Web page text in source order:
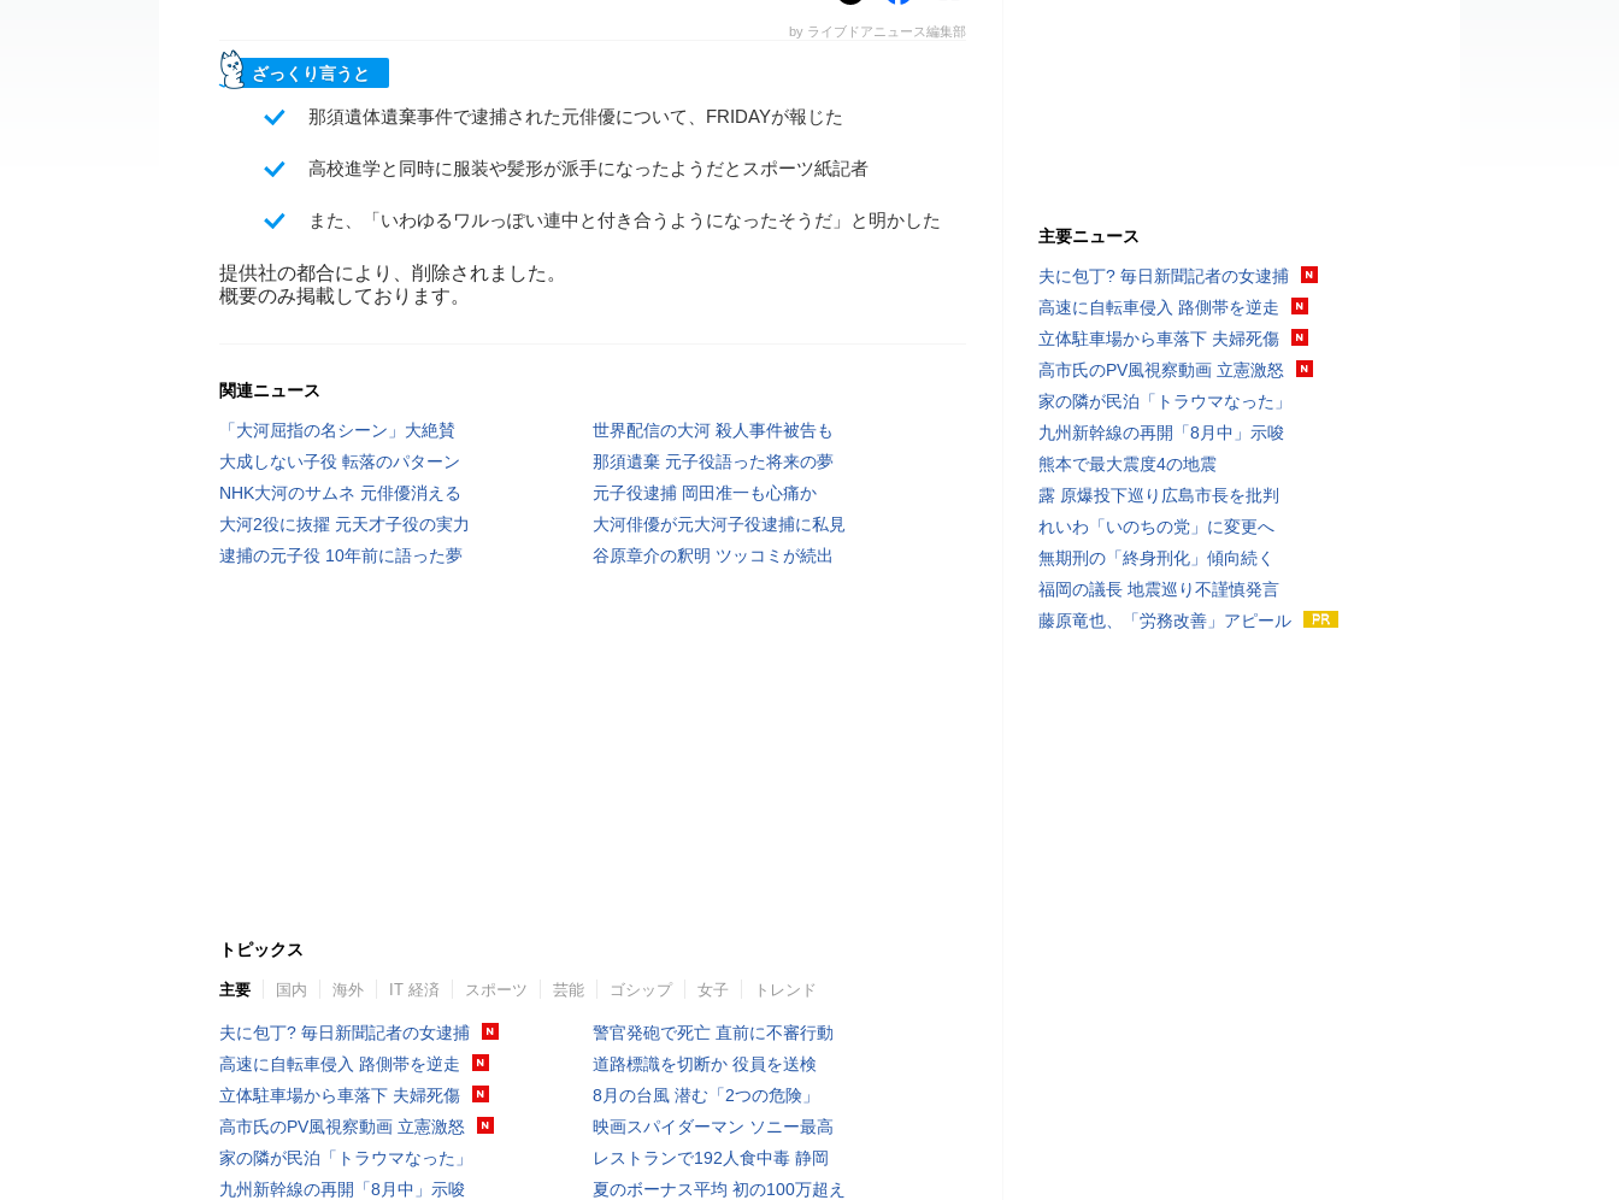
by ライブドアニュース編集部
ざっくり言うと
那須遺体遺棄事件で逮捕された元俳優について、FRIDAYが報じた
高校進学と同時に服装や髪形が派手になったようだとスポーツ紙記者
また、「いわゆるワルっぽい連中と付き合うようになったそうだ」と明かした
提供社の都合により、削除されました。
概要のみ掲載しております。
関連ニュース
「大河屈指の名シーン」大絶賛
世界配信の大河 殺人事件被告も
大成しない子役 転落のパターン
那須遺棄 元子役語った将来の夢
NHK大河のサムネ 元俳優消える
元子役逮捕 岡田准一も心痛か
大河2役に抜擢 元天才子役の実力
大河俳優が元大河子役逮捕に私見
逮捕の元子役 10年前に語った夢
谷原章介の釈明 ツッコミが続出
トピックス
主要 国内 海外 IT 経済 スポーツ 芸能 ゴシップ 女子 トレンド
夫に包丁? 毎日新聞記者の女逮捕
高速に自転車侵入 路側帯を逆走
立体駐車場から車落下 夫婦死傷
高市氏のPV風視察動画 立憲激怒
家の隣が民泊「トラウマなった」
九州新幹線の再開「8月中」示唆
警官発砲で死亡 直前に不審行動
道路標識を切断か 役員を送検
8月の台風 潜む「2つの危険」
映画スパイダーマン ソニー最高
レストランで192人食中毒 静岡
夏のボーナス平均 初の100万超え
主要ニュース
夫に包丁? 毎日新聞記者の女逮捕
高速に自転車侵入 路側帯を逆走
立体駐車場から車落下 夫婦死傷
高市氏のPV風視察動画 立憲激怒
家の隣が民泊「トラウマなった」
九州新幹線の再開「8月中」示唆
熊本で最大震度4の地震
露 原爆投下巡り広島市長を批判
れいわ「いのちの党」に変更へ
無期刑の「終身刑化」傾向続く
福岡の議長 地震巡り不謹慎発言
藤原竜也、「労務改善」アピール